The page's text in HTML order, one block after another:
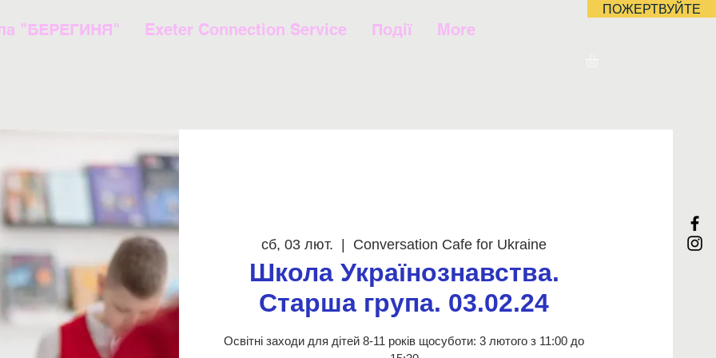
ПОЖЕРТВУЙТЕ
"БЕРЕГИНЯ" Exeter Connection Service Події More
сб, 03 лют.
  |
Conversation Cafe for Ukraine
Школа Українознавства.
Старша група. 03.02.24
Освітні заходи для дітей 8-11 років щосуботи: 3 лютого з 11:00 до